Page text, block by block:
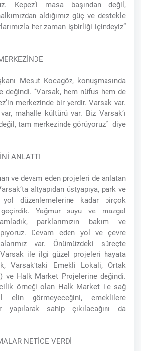
Kepez’i masa başından değil,
aldığımız güç ve destekle
her zaman işbirliği içindeyiz”
Mesut Kocagöz, konuşmasında
değindi. “Varsak, hem nüfus hem de
merkezinde bir yerdir. Varsak var.
mahalle kültürü var. Biz Varsak’ı
değil, tam merkezinde görüyoruz” diye
ANLATTI
ve devam eden projeleri de anlatan
altyapıdan üstyapıya, park ve
yol düzenlemelerine kadar birçok
geçirdik. Yağmur suyu ve mazgal
parklarımızın bakım ve
Devam eden yol ve çevre
var. Önümüzdeki süreçte
ile ilgi güzel projeleri hayata
Varsak’taki Emekli Lokali, Ortak
ve Halk Market Projelerine değindi.
örneği olan Halk Market ile sağ
görmeyeceğini, emeklilere
yapılarak sahip çıkılacağını da
NETİCE VERDİ